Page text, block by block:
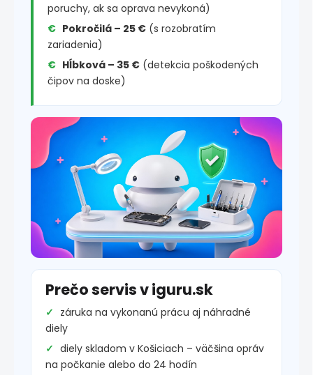
poruchy, ak sa oprava nevykoná)
Pokročilá – 25 € (s rozobratím
zariadenia)
Hĺbková – 35 € (detekcia poškodených
čipov na doske)
Prečo servis v iguru.sk
záruka na vykonanú prácu aj náhradné
diely
diely skladom v Košiciach – väčšina opráv
na počkanie alebo do 24 hodín